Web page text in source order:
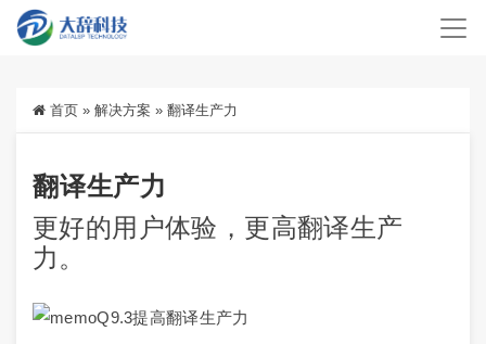
首页 » 解决方案 » 翻译生产力
翻译生产力
更好的用户体验，更高翻译生产
力。